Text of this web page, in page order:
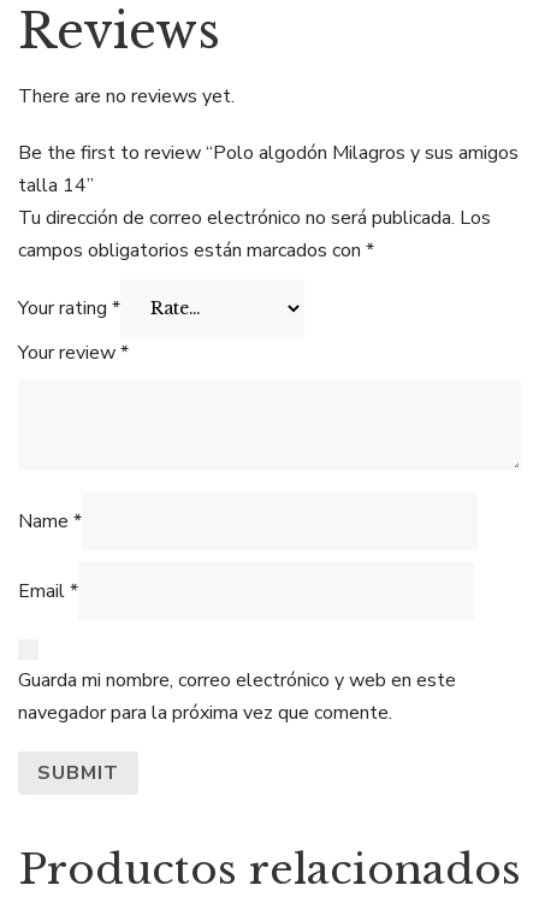
Reviews
There are no reviews yet.
Be the first to review “Polo algodón Milagros y sus amigos
talla 14”
Tu dirección de correo electrónico no será publicada. Los
campos obligatorios están marcados con *
Your rating *
Your review*
Name *
Email*
Guarda mi nombre, correo electrónico y web en este
navegador para la próxima vez que comente.
Productos relacionados